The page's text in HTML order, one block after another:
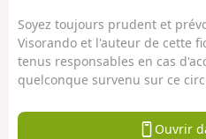
Soyez toujours prudent et
Visorando et l'auteur de cette
tenus responsables en cas
quelconque survenu sur ce
Ouvrir